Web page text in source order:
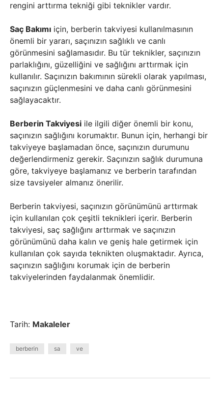
rengini arttırma tekniği gibi teknikler vardır.
Saç Bakımı için, berberin takviyesi kullanılmasının
önemli bir yararı, saçınızın sağlıklı ve canlı
görünmesini sağlamasıdır. Bu tür teknikler, saçınızın
parlaklığını, güzelliğini ve sağlığını arttırmak için
kullanılır. Saçınızın bakımının sürekli olarak yapılması,
saçınızın güçlenmesini ve daha canlı görünmesini
sağlayacaktır.
Berberin Takviyesi ile ilgili diğer önemli bir konu,
saçınızın sağlığını korumaktır. Bunun için, herhangi bir
takviyeye başlamadan önce, saçınızın durumunu
değerlendirmeniz gerekir. Saçınızın sağlık durumuna
göre, takviyeye başlamanız ve berberin tarafından
size tavsiyeler almanız önerilir.
Berberin takviyesi, saçınızın görünümünü arttırmak
için kullanılan çok çeşitli teknikleri içerir. Berberin
takviyesi, saç sağlığını arttırmak ve saçınızın
görünümünü daha kalın ve geniş hale getirmek için
kullanılan çok sayıda teknikten oluşmaktadır. Ayrıca,
saçınızın sağlığını korumak için de berberin
takviyelerinden faydalanmak önemlidir.
Tarih: Makaleler
berberin sa ve